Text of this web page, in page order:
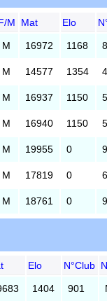
M Mat Elo
M 16972 1168
M 14577 1354
M 16937 1150
M 16940 1150
M 19955 0
M 17819 0
M 18761 0
Elo N°Club
1404 901